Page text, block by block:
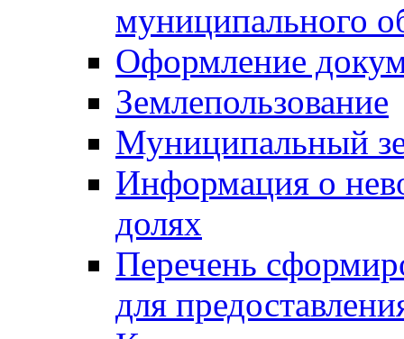
муниципального
Оформление
Землепользование
Муниципальный
Информация о
долях
Перечень
для